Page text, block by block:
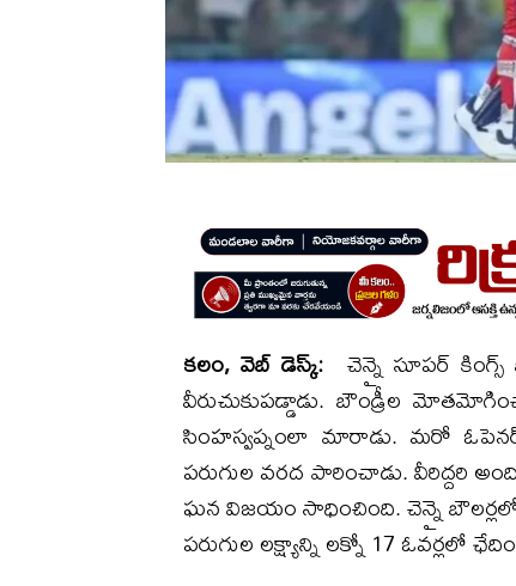
కలం, వెబ్ డెస్క్: చెన్నై సూపర్
వీరుచుకుపడ్డాడు. బౌండ్రీల
సింహస్వప్నంలా మారాడు. మరో
పరుగుల వరద పారించాడు. వీరిద్దరి
ఘన విజయం సాధించింది. చెన్నై
పరుగుల లక్ష్యాన్ని లక్నో 17 ఓవర్లలో